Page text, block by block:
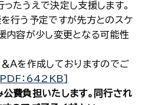
たうえで決定し支援します。
行う予定ですが先方とのスケ
内容が少し変更となる可能性
Ａを作成しておりますのでご
：642KB]
費負担いたします。同行され